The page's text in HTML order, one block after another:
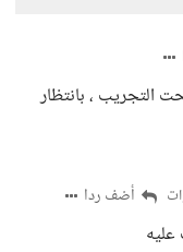
التجريب ، بانتظار
أضف ردا